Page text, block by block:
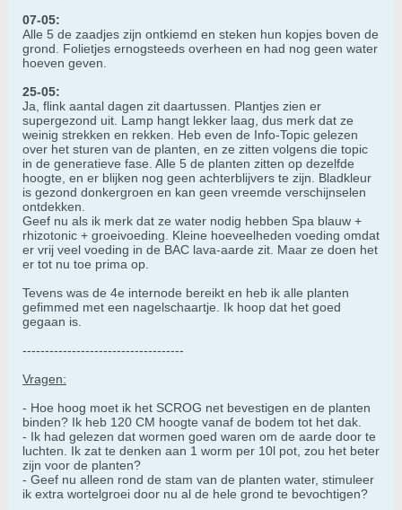
07-05:
Alle 5 de zaadjes zijn ontkiemd en steken hun kopjes boven de
grond. Folietjes ernogsteeds overheen en had nog geen water
hoeven geven.
25-05:
Ja, flink aantal dagen zit daartussen. Plantjes zien er
supergezond uit. Lamp hangt lekker laag, dus merk dat ze
weinig strekken en rekken. Heb even de Info-Topic gelezen
over het sturen van de planten, en ze zitten volgens die topic
in de generatieve fase. Alle 5 de planten zitten op dezelfde
hoogte, en er blijken nog geen achterblijvers te zijn. Bladkleur
is gezond donkergroen en kan geen vreemde verschijnselen
ontdekken.
Geef nu als ik merk dat ze water nodig hebben Spa blauw +
rhizotonic + groeivoeding. Kleine hoeveelheden voeding omdat
er vrij veel voeding in de BAC lava-aarde zit. Maar ze doen het
er tot nu toe prima op.
Tevens was de 4e internode bereikt en heb ik alle planten
gefimmed met een nagelschaartje. Ik hoop dat het goed
gegaan is.
------------------------------------
Vragen:
- Hoe hoog moet ik het SCROG net bevestigen en de planten
binden? Ik heb 120 CM hoogte vanaf de bodem tot het dak.
- Ik had gelezen dat wormen goed waren om de aarde door te
luchten. Ik zat te denken aan 1 worm per 10l pot, zou het beter
zijn voor de planten?
- Geef nu alleen rond de stam van de planten water, stimuleer
ik extra wortelgroei door nu al de hele grond te bevochtigen?